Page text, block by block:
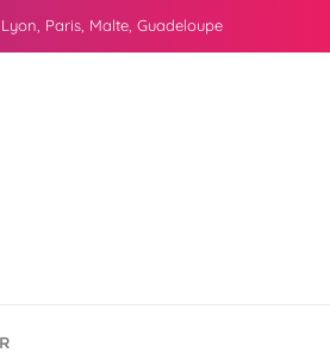
Paris, Malte, Guadeloupe